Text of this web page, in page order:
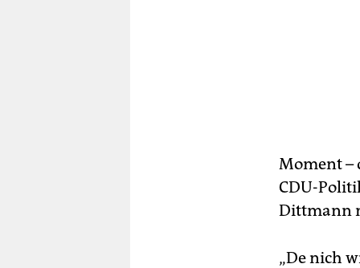
Moment –
CDU-
Dittmann
„De nich